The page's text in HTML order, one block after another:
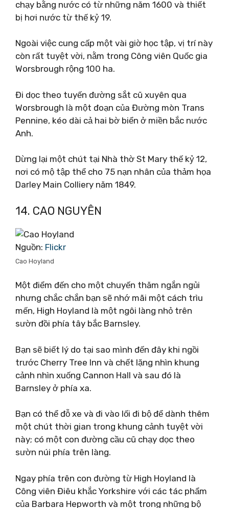
chạy bằng nước có từ những năm 1600 và thiết
bị hơi nước từ thế kỷ 19.
Ngoài việc cung cấp một vài giờ học tập, vị trí này
còn rất tuyệt vời, nằm trong Công viên Quốc gia
Worsbrough rộng 100 ha.
Đi dọc theo tuyến đường sắt cũ xuyên qua
Worsbrough là một đoạn của Đường mòn Trans
Pennine, kéo dài cả hai bờ biển ở miền bắc nước
Anh.
Dừng lại một chút tại Nhà thờ St Mary thế kỷ 12,
nơi có mộ tập thể cho 75 nạn nhân của thảm họa
Darley Main Colliery năm 1849.
14. CAO NGUYÊN
Nguồn: Flickr
Cao Hoyland
Một điểm đến cho một chuyến thăm ngắn ngủi
nhưng chắc chắn bạn sẽ nhớ mãi một cách trìu
mến, High Hoyland là một ngôi làng nhỏ trên
sườn đồi phía tây bắc Barnsley.
Bạn sẽ biết lý do tại sao mình đến đây khi ngồi
trước Cherry Tree Inn và chết lặng nhìn khung
cảnh nhìn xuống Cannon Hall và sau đó là
Barnsley ở phía xa.
Bạn có thể đỗ xe và đi vào lối đi bộ để dành thêm
một chút thời gian trong khung cảnh tuyệt vời
này; có một con đường cầu cũ chạy dọc theo
sườn núi phía trên làng.
Ngay phía trên con đường từ High Hoyland là
Công viên Điêu khắc Yorkshire với các tác phẩm
của Barbara Hepworth và một trong những bộ